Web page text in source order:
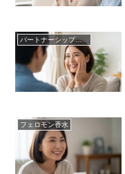
パートナーシップの悩み
フェロモン香水